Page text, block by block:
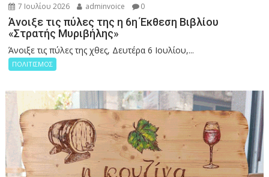
7 Ιουλίου 2026 adminvoice 0
Άνοιξε τις πύλες της η 6η Έκθεση Βιβλίου
«Στρατής Μυριβήλης»
Άνοιξε τις πύλες της χθες, Δευτέρα 6 Ιουλίου,...
ΠΟΛΙΤΙΣΜΟΣ